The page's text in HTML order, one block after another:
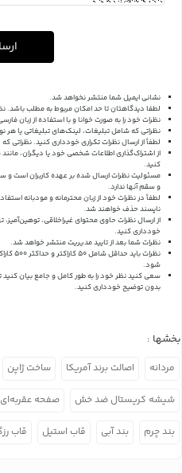
نشانی ایمیل شما منتشر نخواهد شد.
لطفا دیدگاهتان تا حد امکان مربوط به مطلب
نظرات خود را به صورت خوانا و با استفاده از زبان
نظراتی که شامل تبلیغات، لینک‌های تبلیغاتی یا
لطفاً از ارسال نظرات تکراری خودداری کنید.
از اشتراک‌گذاری اطلاعات شخصی خود یا دیگران،
کنید.
مسئولیت نظرات ارسال شده بر عهده کاربران
و سقم آنها ندارد.
لطفاً در نظرات خود از زبان محترمانه و مودبانه
ناپسند حذف خواهند شد.
از ارسال نظرات حاوی محتوای غیراخلاقی،
خودداری کنید.
نظرات شما بعد از تایید مدیریت منتشر خواهد شد.
نظرات
شود.
سعی کنید نظر خود را به طور کامل و جامع بیان کنید
بدون توضیح خودداری کنید.
بخشها :
مردانه اصالت برند آمریکا ساخت ژاپن
شیشه کریستال ضد خش صفحه عقربه‌ای
بند چرم بند آبی قاب استیل قاب